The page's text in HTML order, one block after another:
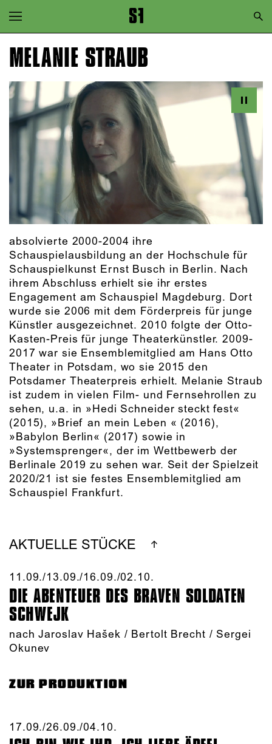
Zur Hauptnavigation springen
Zum Hauptinhalt springen
MELANIE STRAUB
absolvierte 2000-2004 ihre
Schauspielausbildung an der Hochschule für
Schauspielkunst Ernst Busch in Berlin. Nach
ihrem Abschluss erhielt sie ihr erstes
Engagement am Schauspiel Magdeburg. Dort
wurde sie 2006 mit dem Förderpreis für junge
Künstler ausgezeichnet. 2010 folgte der Otto-
Kasten-Preis für junge Theaterkünstler. 2009-
2017 war sie Ensemblemitglied am Hans Otto
Theater in Potsdam, wo sie 2015 den
Potsdamer Theaterpreis erhielt. Melanie Straub
ist zudem in vielen Film- und Fernsehrollen zu
sehen, u.a. in »Hedi Schneider steckt fest«
(2015), »Brief an mein Leben « (2016),
»Babylon Berlin« (2017) sowie in
»Systemsprenger«, der im Wettbewerb der
Berlinale 2019 zu sehen war. Seit der Spielzeit
2020/21 ist sie festes Ensemblemitglied am
Schauspiel Frankfurt.
AKTUELLE STÜCKE
11.09./​13.09./​16.09./​02.10.​
DIE ABENTEUER DES BRAVEN SOLDATEN
SCHWEJK
nach Jaroslav Hašek / Bertolt Brecht / Sergei
Okunev
ZUR PRODUKTION
17.09./​26.09./​04.10.​